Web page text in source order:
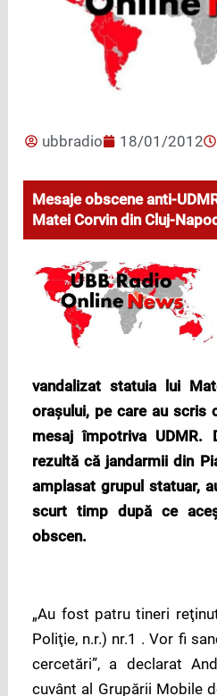
ubbradio 18/01/2012
Mesaje obscene anti-
Matei Corvin din Cluj-
vandalizat statuia lui
oraşului, pe care au scris
mesaj împotriva UDMR.
rezultă că jandarmii din
amplasat grupul statuar,
scurt timp după ce
obscen.
„Au fost patru tineri
Poliţie, n.r.) nr.1 . Vor fi
cercetări”, a declarat
cuvânt al Grupării Mobile